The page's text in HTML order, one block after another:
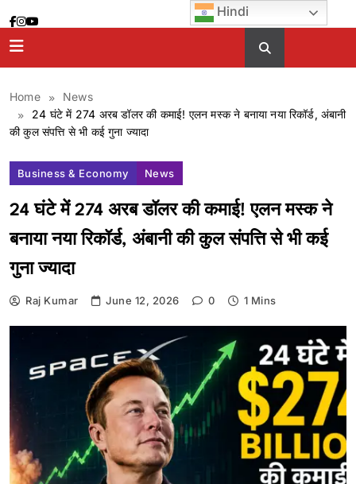
to
content
Home
News
24 घंटे में 274 अरब डॉलर की कमाई! एलन मस्क ने बनाया नया रिकॉर्ड, अंबानी
की कुल संपत्ति से भी कई गुना ज्यादा
Business & Economy News
24 घंटे में 274 अरब डॉलर की कमाई! एलन मस्क ने
बनाया नया रिकॉर्ड, अंबानी की कुल संपत्ति से भी कई
गुना ज्यादा
Raj Kumar June 12, 2026 0 1 Mins
Hindi